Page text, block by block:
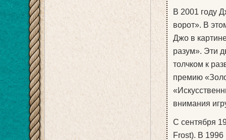
В 2001 году
ворот». В
Джо в
разум». Эти
толчком к
премию
внимания
С сентября
Frost). В